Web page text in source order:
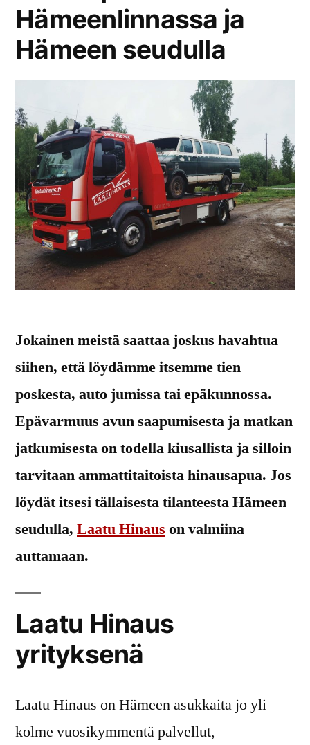
Hämeenlinnassa ja
Hämeen seudulla
Jokainen meistä saattaa joskus havahtua
siihen, että löydämme itsemme tien
poskesta, auto jumissa tai epäkunnossa.
Epävarmuus avun saapumisesta ja matkan
jatkumisesta on todella kiusallista ja silloin
tarvitaan ammattitaitoista hinausapua. Jos
löydät itsesi tällaisesta tilanteesta Hämeen
seudulla, Laatu Hinaus on valmiina
auttamaan.
Laatu Hinaus
yrityksenä
Laatu Hinaus on Hämeen asukkaita jo yli
kolme vuosikymmentä palvellut,